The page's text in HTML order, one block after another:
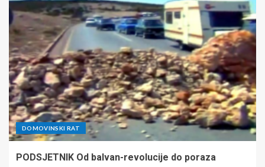
DOMOVINSKI RAT
PODSJETNIK Od balvan-revolucije do poraza